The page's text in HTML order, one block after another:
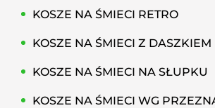
KOSZE NA ŚMIECI RETRO
KOSZE NA ŚMIECI Z DASZKIEM
KOSZE NA ŚMIECI NA SŁUPKU
KOSZE NA ŚMIECI WG